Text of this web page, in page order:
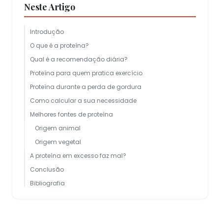
Neste Artigo
Introdução
O que é a proteína?
Qual é a recomendação diária?
Proteína para quem pratica exercício
Proteína durante a perda de gordura
Como calcular a sua necessidade
Melhores fontes de proteína
Origem animal
Origem vegetal
A proteína em excesso faz mal?
Conclusão
Bibliografia